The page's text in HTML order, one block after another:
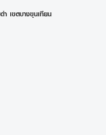
เขตบางขุนเทียน